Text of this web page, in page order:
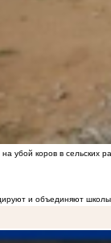
убой коров в сельских
и объединяют